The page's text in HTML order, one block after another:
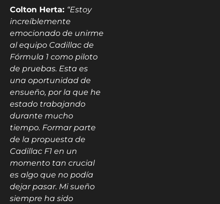
Colton Herta: “Estoy
increíblemente
emocionado de unirme
al equipo Cadillac de
Fórmula 1 como piloto
de pruebas. Esta es
una oportunidad de
ensueño, por la que he
estado trabajando
durante mucho
tiempo. Formar parte
de la propuesta de
Cadillac F1 en un
momento tan crucial
es algo que no podía
dejar pasar. Mi sueño
siempre ha sido